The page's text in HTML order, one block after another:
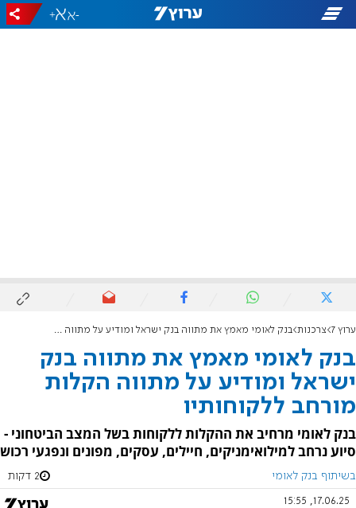
-
+
ערוץ 7 צרכנות בנק לאומי מאמץ את מתווה בנק ישראל ומודיע על מתווה הקלות מורחב ללקוחותיו
בנק לאומי מאמץ את מתווה בנק
ישראל ומודיע על מתווה הקלות
מורחב ללקוחותיו
בנק לאומי מרחיב את ההקלות ללקוחות בשל המצב הביטחוני -
סיוע נרחב למילואימניקים, חיילים, עסקים, מפונים ונפגעי רכוש
בשיתוף בנק לאומי 2 דקות
17.06.25, 15:55